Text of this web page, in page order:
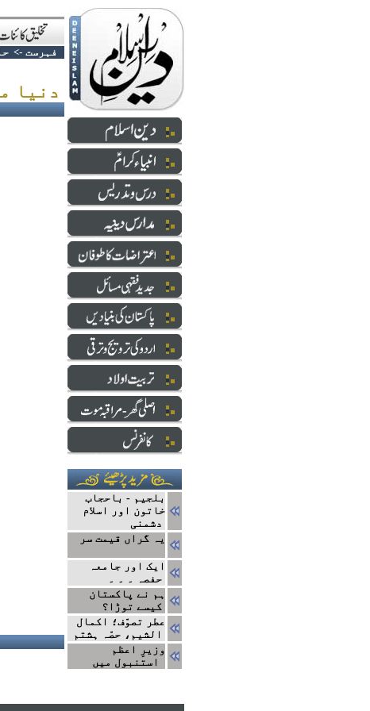
فہرست ->
بلجیم - باحجاب
خاتون اور اسلام
دشمنی
یہ گراں قیمت سر
ایک اور جامعہ
حفصہ ۔ ۔ ۔
ہم نے پاکستان
کیسے توڑا؟
عطر تصوّف؛ اکمال
الشیم، حصّہ ہشتم
وزیرِ اعظم